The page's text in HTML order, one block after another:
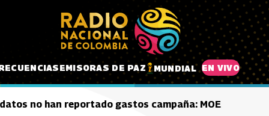
EMISORAS DE PAZ MUNDIAL EN VIVO
no han reportado gastos campaña: MOE